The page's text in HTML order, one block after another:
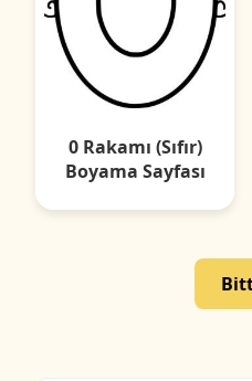
0 Rakamı (Sıfır)
Boyama Sayfası